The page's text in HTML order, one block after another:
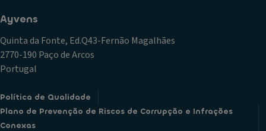
Ayvens
Quinta da Fonte, Ed.Q43-Fernão Magalhães
2770-190 Paço de Arcos
Portugal
Política de Qualidade
Plano de Prevenção de Riscos de Corrupção e Infrações
Conexas